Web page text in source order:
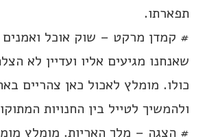
תפארתו.
# קמדן מרקט – שוק אוכל
שאנחנו מגיעים אליו ועדיין לא
כולו. מומלץ לאכול כאן צהריים
ולהמשיך לטייל בין החנויות
# הצגה – מלך האריות. מומלץ